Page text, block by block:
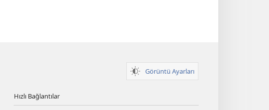
Görüntü Ayarları
Hızlı Bağlantılar